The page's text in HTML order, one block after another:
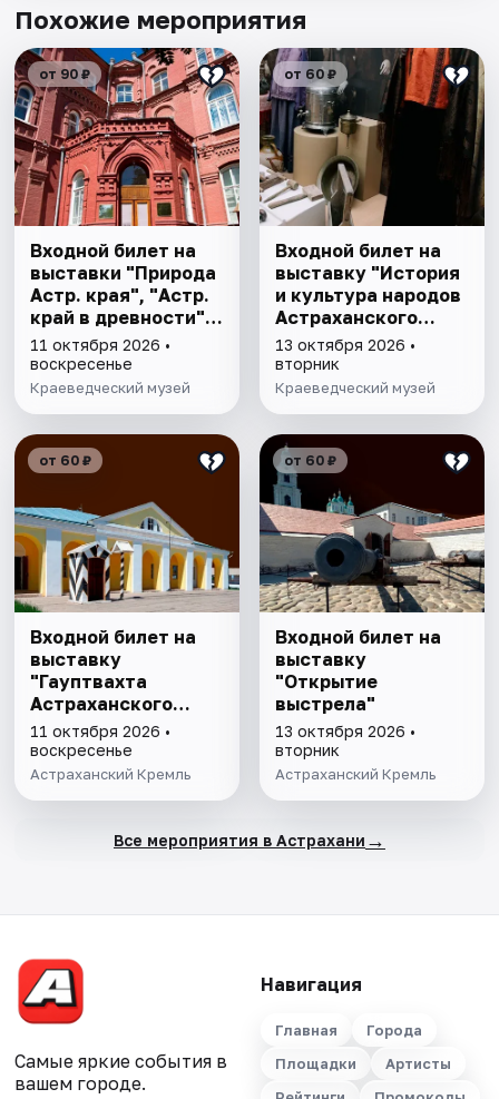
Похожие мероприятия
от 90 ₽
Входной билет на
выставки "Природа
Астр. края", "Астр.
край в древности",
"Заселение Астр.
края"
11 октября 2026 •
воскресенье
Краеведческий музей
от 60 ₽
Входной билет на
выставку "История
и культура народов
Астраханского
края"
13 октября 2026 •
вторник
Краеведческий музей
от 60 ₽
Входной билет на
выставку
"Гауптвахта
Астраханского
гарнизона. XIX в."
11 октября 2026 •
воскресенье
Астраханский Кремль
от 60 ₽
Входной билет на
выставку
"Открытие
выстрела"
13 октября 2026 •
вторник
Астраханский Кремль
Все мероприятия в Астрахани →
Самые яркие события в
вашем городе.
Навигация
Главная
Города
Площадки
Артисты